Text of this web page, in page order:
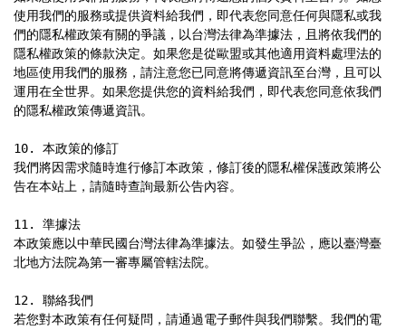
使用我們的服務或提供資料給我們，即代表您同意任何與隱私或我
們的隱私權政策有關的爭議，以台灣法律為準據法，且將依我們的
隱私權政策的條款決定。如果您是從歐盟或其他適用資料處理法的
地區使用我們的服務，請注意您已同意將傳遞資訊至台灣，且可以
運用在全世界。如果您提供您的資料給我們，即代表您同意依我們
的隱私權政策傳遞資訊。
10. 本政策的修訂
我們將因需求隨時進行修訂本政策，修訂後的隱私權保護政策將公
告在本站上，請隨時查詢最新公告內容。
11. 準據法
本政策應以中華民國台灣法律為準據法。如發生爭訟，應以臺灣臺
北地方法院為第一審專屬管轄法院。
12. 聯絡我們
若您對本政策有任何疑問，請通過電子郵件與我們聯繫。我們的電